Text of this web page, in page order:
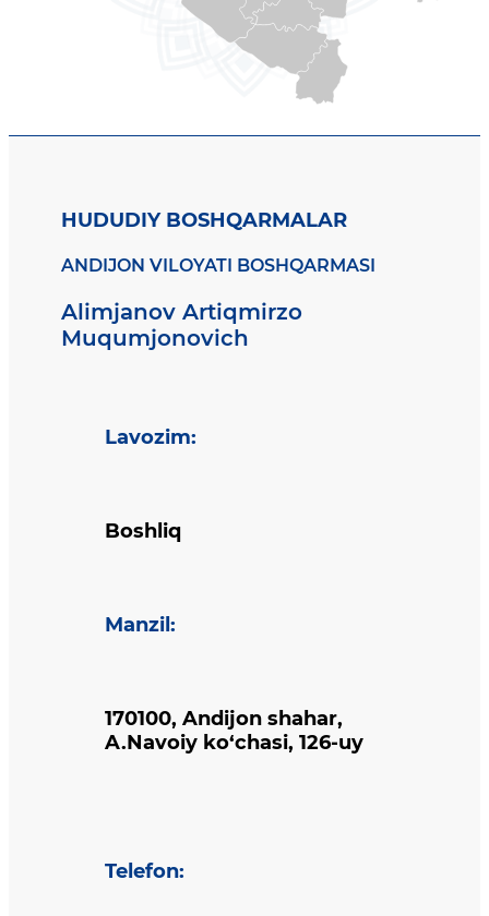
HUDUDIY BOSHQARMALAR
ANDIJON VILOYATI BOSHQARMASI
Alimjanov Artiqmirzo
Muqumjonovich
Lavozim:
Boshliq
Manzil :
170100, Andijon shahar,
A.Navoiy ko‘chasi, 126-uy
Telefon: